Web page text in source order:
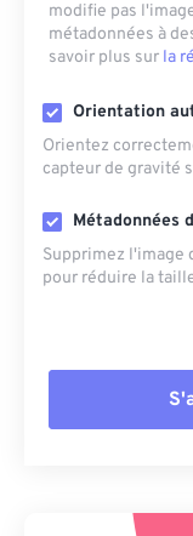
modifie pas
métadonnées à
savoir plus sur la
Orientation
Orientez
capteur de gravité
Métadonnées
Supprimez l'image
pour réduire la
Appliquer